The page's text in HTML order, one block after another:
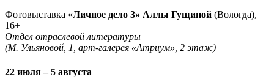
Фотовыставка «Личное дело 3» Аллы Гущиной (Вологда),
16+
Отдел отраслевой литературы
(М. Ульяновой, 1, арт-галерея «Атриум», 2 этаж)
22 июля – 5 августа